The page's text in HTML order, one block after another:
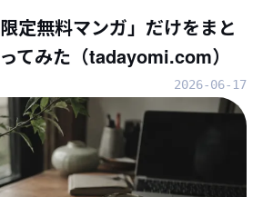
定無料マンガ」だけをまと
てみた（tadayomi.com）
2026-06-17